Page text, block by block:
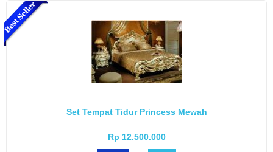
Set Tempat Tidur Princess Mewah
Rp 12.500.000